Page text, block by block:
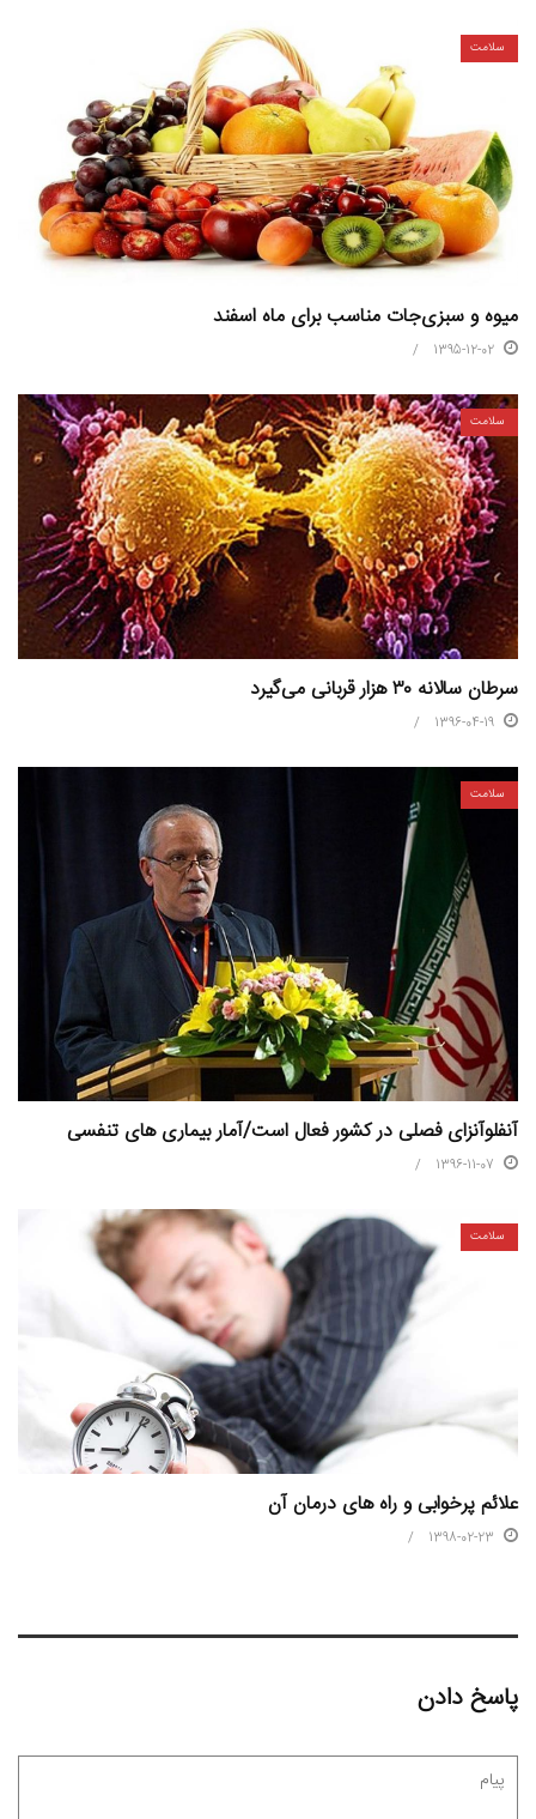
سلامت
میوه و سبزی‌جات مناسب برای ماه اسفند
1395-12-02
سلامت
سرطان سالانه ۳۰ هزار قربانی می‌گیرد
1396-04-19
سلامت
آنفلوآنزای فصلی در کشور فعال است/آمار بیماری های تنفسی
1396-11-07
سلامت
علائم پرخوابی و راه های درمان آن
1398-02-23
پاسخ دادن